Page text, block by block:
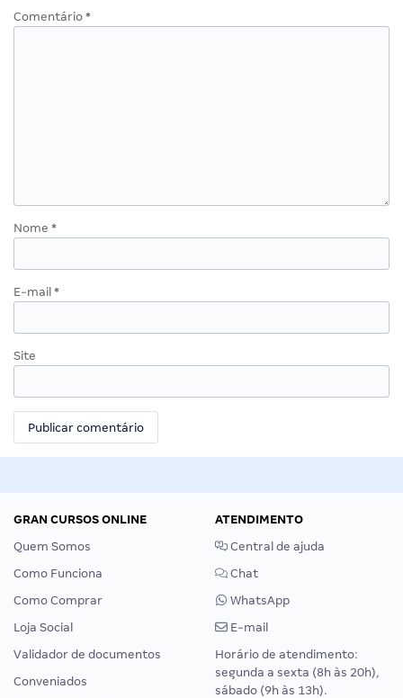
Comentário *
Nome *
E-mail *
Site
GRAN CURSOS ONLINE
Quem Somos
Como Funciona
Como Comprar
Loja Social
Validador de documentos
Conveniados
ATENDIMENTO
Central de ajuda
Chat
WhatsApp
E-mail
Horário de atendimento:
segunda a sexta (8h às 20h),
sábado (9h às 13h).